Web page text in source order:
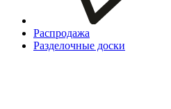
Распродажа
Разделочные доски